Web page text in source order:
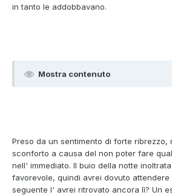
in tanto le addobbavano.
Mostra contenuto
Preso da un sentimento di forte ribrezzo,
sconforto a causa del non poter fare
nell' immediato. Il buio della notte
favorevole, quindi avrei dovuto attendere
seguente l' avrei ritrovato ancora lì? Un